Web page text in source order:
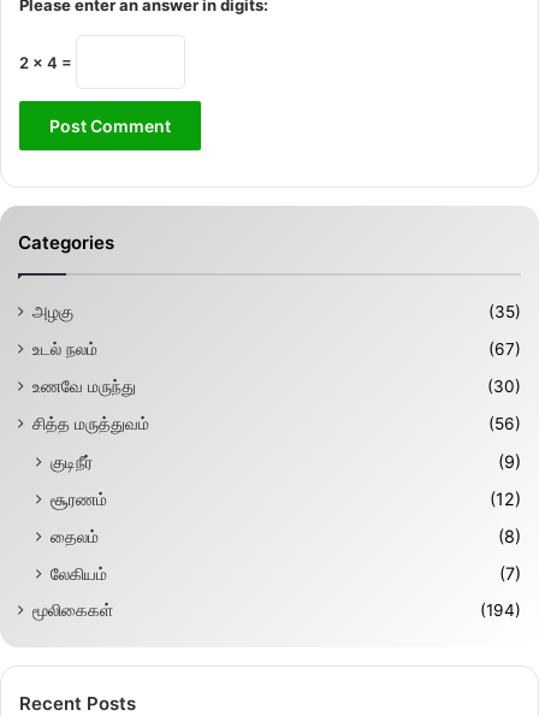
Please enter an answer in digits:
2 × 4 =
Categories
அழகு
(35)
உடல் நலம்
(67)
உணவே மருந்து
(30)
சித்த மருத்துவம்
(56)
குடிநீர்
(9)
சூரணம்
(12)
தைலம்
(8)
லேகியம்
(7)
மூலிகைகள் (194)
Recent Posts